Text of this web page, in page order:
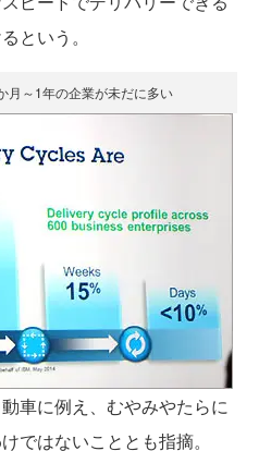
という。
月～1年の企業が未だに多い
車に例え、むやみやたらに
ではないこととも指摘。